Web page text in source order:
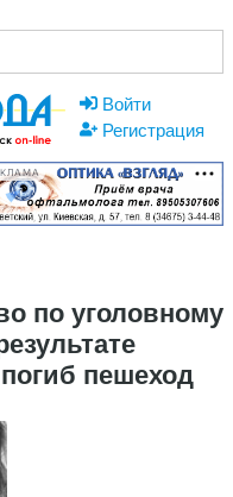
Войти
Регистрация
по уголовному
пешеход